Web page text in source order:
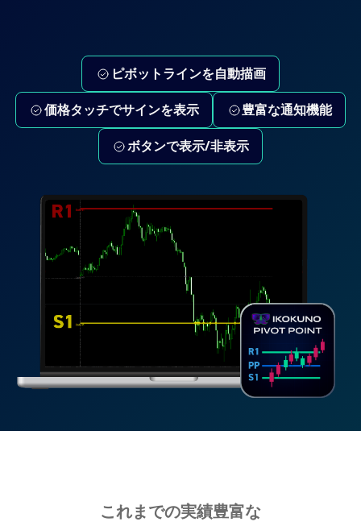
ピボットラインを自動描画
価格タッチでサインを表示 豊富な通知機能
ボタンで表示/非表示
これまでの実績豊富な